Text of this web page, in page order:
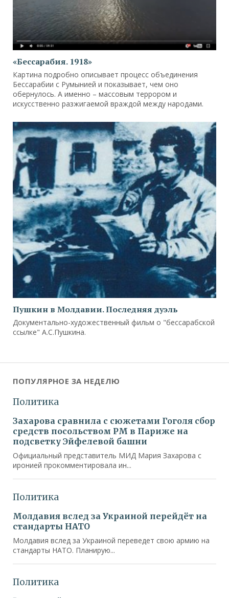
«Бессарабия. 1918»
Картина подробно описывает процесс объединения
Бессарабии с Румынией и показывает, чем оно
обернулось. А именно – массовым террором и
искусственно разжигаемой враждой между народами.
Пушкин в Молдавии. Последняя дуэль
Документально-художественный фильм о "бессарабской
ссылке" А.С.Пушкина.
ПОПУЛЯРНОЕ ЗА НЕДЕЛЮ